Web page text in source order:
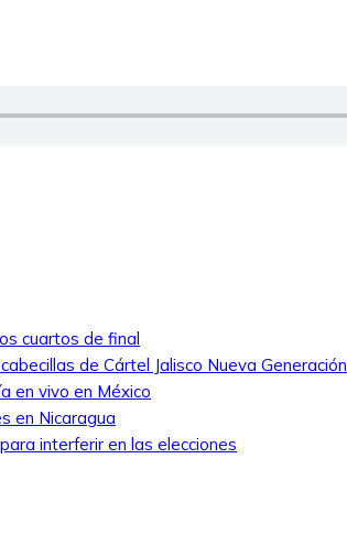
cuartos de final
de Cártel Jalisco Nueva Generación
en vivo en México
en Nicaragua
interferir en las elecciones